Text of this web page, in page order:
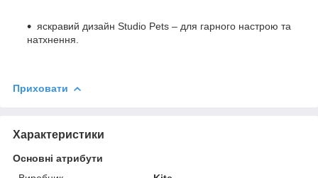
яскравий дизайн Studio Pets – для гарного настрою та
натхнення.
Приховати
Характеристики
Основні атрибути